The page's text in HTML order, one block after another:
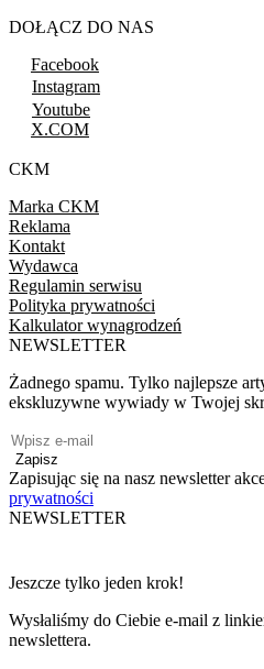
DOŁĄCZ DO NAS
Facebook
Instagram
Youtube
X.COM
CKM
Marka CKM
Reklama
Kontakt
Wydawca
Regulamin serwisu
Polityka prywatności
Kalkulator wynagrodzeń
NEWSLETTER
Żadnego spamu. Tylko najlepsze
ekskluzywne wywiady w Twojej
Zapisz
Zapisując się na nasz newsletter
prywatności
NEWSLETTER
Jeszcze tylko jeden krok!
Wysłaliśmy do Ciebie e-mail z
newslettera.